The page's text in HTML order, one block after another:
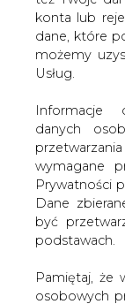
konta lub
dane, które
możemy
Usług.
Informacje
danych
wymagane
Prywatności
Dane
być
podstawach.
Pamiętaj, że
osobowych
Strona główna
podnosi
słonecznej o